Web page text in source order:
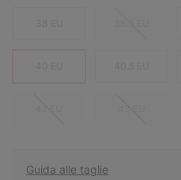
Guida alle taglie